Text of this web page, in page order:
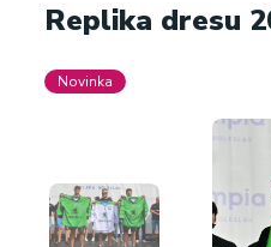
Replika dresu
Novinka